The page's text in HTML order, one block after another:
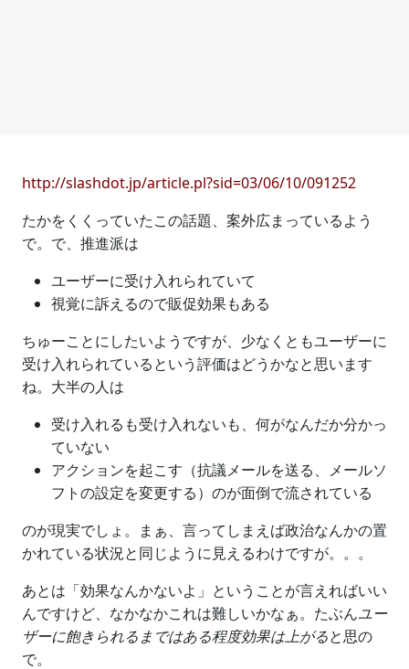
http://slashdot.jp/article.pl?sid=03/06/10/091252
たかをくくっていたこの話題、案外広まっているよう
で。で、推進派は
ユーザーに受け入れられていて
視覚に訴えるので販促効果もある
ちゅーことにしたいようですが、少なくともユーザーに
受け入れられているという評価はどうかなと思います
ね。大半の人は
受け入れるも受け入れないも、何がなんだか分かっ
ていない
アクションを起こす（抗議メールを送る、メールソ
フトの設定を変更する）のが面倒で流されている
のが現実でしょ。まぁ、言ってしまえば政治なんかの置
かれている状況と同じように見えるわけですが。。。
あとは「効果なんかないよ」ということが言えればいい
んですけど、なかなかこれは難しいかなぁ。たぶんユー
ザーに飽きられるまではある程度効果は上がると思の
で。